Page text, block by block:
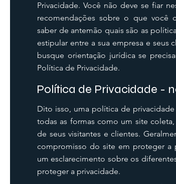
Privacidade. Você não deve se fiar
recomendações sobre o que você
saber de antemão quais são as
estipular entre a sua empresa e seus
busque orientação jurídica se
Política de Privacidade.
Política de Privacidade -
Dito isso, uma política de
todas as formas como um site
de seus visitantes e clientes.
compromisso do site em proteger a
um esclarecimento sobre os
proteger a privacidade.